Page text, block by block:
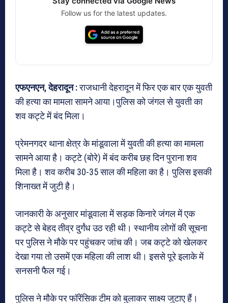
Follow us for the latest updates.
एफएनएन, देहरादून :राजधानी देहरादून में फिर एक बार एक युवती
की हत्या का मामला सामने आया।पुलिस को जंगल से युवती का
शव कट्टे में बंद मिला।
प्रेमनगदर थाना क्षेत्र के मांडूवाला में युवती की हत्या का मामला
सामने आया है। कट्टे (बोरे) में बंद करीब छह दिन पुराना शव
मिला है। शव करीब 30-35 साल की महिला का है। पुलिस इसकी
शिनाख्त में जुटी है।
जानकारी के अनुसार मांडूवाला में सड़क किनारे जंगल में एक
कट्टे से बेहद तीव्र दुर्गंध उठ रही थी। स्थानीय लोगों की सूचना
पर पुलिस ने मौके पर पहुंचकर जांच की। जब कट्टे को खेलकर
देखा गया तो उसमें एक महिला की लाश थी। इससे पूरे इलाके में
सनसनी फैल गई।
पुलिस ने मौके पर फॉरेंसिक टीम को बुलाकर साक्ष्य जुटाए हैं।